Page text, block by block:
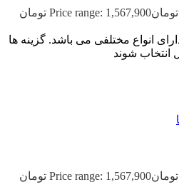
تومان
Price range: 1,567,900 تومان
انواع مختلفی می باشد. گزینه ها
شوند
تومان
Price range: 1,567,900 تومان